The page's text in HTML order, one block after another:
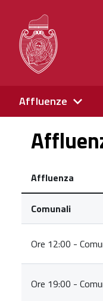
Affluenze
Affluenza
Comunali
Ore 12:00 -
Ore 19:00 -